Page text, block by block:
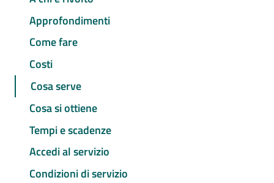
Approfondimenti
Come fare
Costi
Cosa serve
Cosa si ottiene
Tempi e scadenze
Accedi al servizio
Condizioni di servizio